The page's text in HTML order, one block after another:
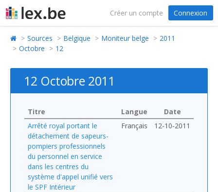
Créer un compte Connexion
Sources Belgique Moniteur belge
2011
Octobre
12
12 Octobre 2011
Titre Langue
Date
Arrêté royal portant le
détachement de sapeurs-
pompiers professionnels
du personnel en service
dans les centres du
système d'appel unifié vers
le SPF Intérieur
Français 12-10-2011